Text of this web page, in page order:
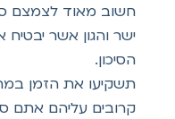
חשוב מאוד לצמצם
ישר והגון אשר יבטיח
הסיכון.
תשקיעו את הזמן
קרובים עליהם אתם